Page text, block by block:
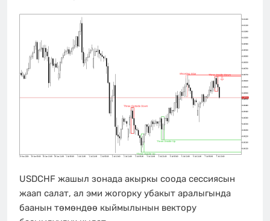
USDCHF жашыл зонада акыркы соода сессиясын
жаап салат, ал эми жогорку убакыт аралыгында
баанын төмөндөө кыймылынын вектору